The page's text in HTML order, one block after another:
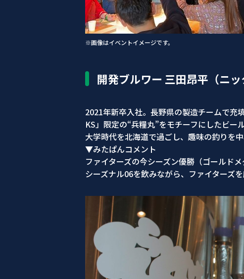
※画像はイベントイメージです。
開発ブルワー 三田昂平（ニッ
2021年新卒入社。長野県の製造チームで充
KS」限定の“兵糧丸”をモチーフにしたビー
大学時代を北海道で過ごし、趣味の釣りを
▼みたぱんコメント
ファイターズの今シーズン優勝（ゴールド
シーズナル06を飲みながら、ファイターズ